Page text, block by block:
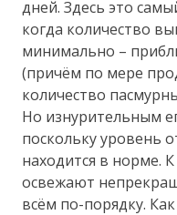
дней. Здесь это
когда количество
минимально –
(причём по мере
количество
Но изнурительным
поскольку уровень
находится в норме.
освежают
всём по-порядку.